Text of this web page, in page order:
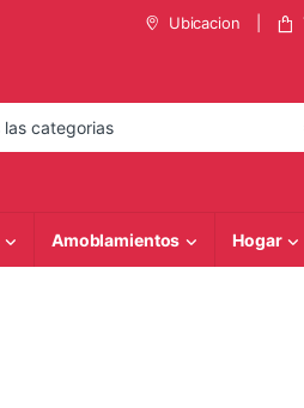
Ubicacion
Amoblamientos Hogar